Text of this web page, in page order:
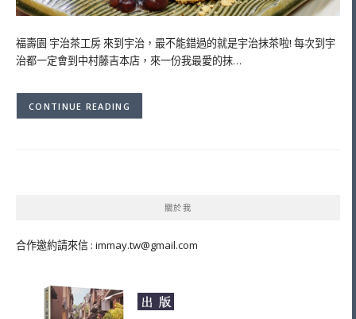
福壽園 宇治茶工房 來到宇治，最不能錯過的就是宇治抹茶啦! 每次到宇
治都一定會到中村藤吉本店，來一份我最愛的抹…
CONTINUE READING
關於我
合作邀約請來信 : immay.tw@gmail.com